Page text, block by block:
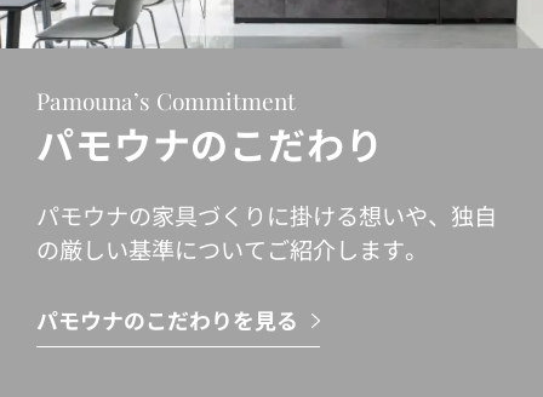
Pamouna’s Commitment
パモウナのこだわり
パモウナの家具づくりに掛ける想いや、独自
の厳しい基準についてご紹介します。
パモウナのこだわりを見る